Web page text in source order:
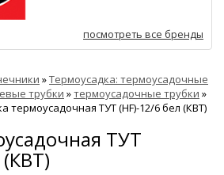
посмотреть все бренды
»Термоусадка: термоусадочные
трубки »термоусадочные трубки »
термоусадочная ТУТ (HF)-12/6 бел (КВТ)
ТУТ